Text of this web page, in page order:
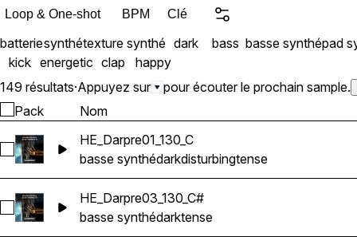
Bit ACIDized WAV files,
Product Details: • 16 Basses • 43 Beats • 24 Drones • 16 Pads • 36
Percussion • 14 Synths
Loop & One-shot BPM Clé
batteriesynthétexture synthé dark bass basse synthépad
kick energetic clap
happy
149 résultats·Appuyez sur
pour écouter le prochain sample.
Pack
Nom
Sélectionnez HE_Darpre01_130_C
HE_Darpre01_130_C
basse synthédarkdisturbingtense
Sélectionnez HE_Darpre03_130_C#
HE_Darpre03_130_C#
basse synthédarktense